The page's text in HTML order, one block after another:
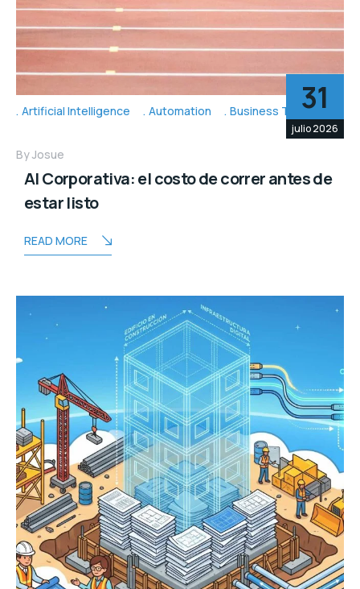
Artificial Intelligence Automation Business Topic's31
julio 2026
ByJosue
AI Corporativa: el costo de correr antes de
estar listo
READ MORE